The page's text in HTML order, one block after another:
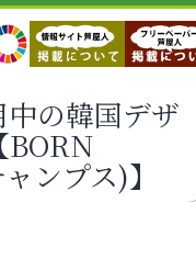
の韓国デザ
BORN
ンプス)】